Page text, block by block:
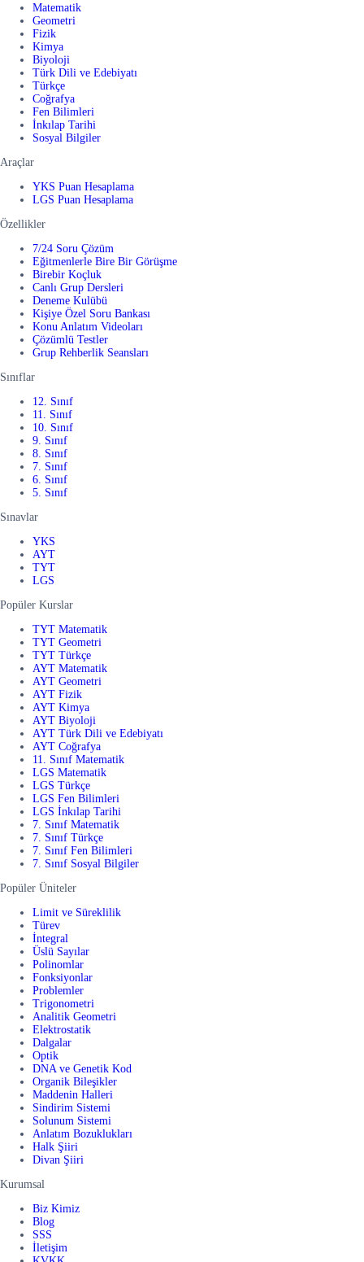
Matematik
Geometri
Fizik
Kimya
Biyoloji
Türk Dili ve Edebiyatı
Türkçe
Coğrafya
Fen Bilimleri
İnkılap Tarihi
Sosyal Bilgiler
Araçlar
YKS Puan Hesaplama
LGS Puan Hesaplama
Özellikler
7/24 Soru Çözüm
Eğitmenlerle Bire Bir Görüşme
Birebir Koçluk
Canlı Grup Dersleri
Deneme Kulübü
Kişiye Özel Soru Bankası
Konu Anlatım Videoları
Çözümlü Testler
Grup Rehberlik Seansları
Sınıflar
12. Sınıf
11. Sınıf
10. Sınıf
9. Sınıf
8. Sınıf
7. Sınıf
6. Sınıf
5. Sınıf
Sınavlar
YKS
AYT
TYT
LGS
Popüler Kurslar
TYT Matematik
TYT Geometri
TYT Türkçe
AYT Matematik
AYT Geometri
AYT Fizik
AYT Kimya
AYT Biyoloji
AYT Türk Dili ve Edebiyatı
AYT Coğrafya
11. Sınıf Matematik
LGS Matematik
LGS Türkçe
LGS Fen Bilimleri
LGS İnkılap Tarihi
7. Sınıf Matematik
7. Sınıf Türkçe
7. Sınıf Fen Bilimleri
7. Sınıf Sosyal Bilgiler
Popüler Üniteler
Limit ve Süreklilik
Türev
İntegral
Üslü Sayılar
Polinomlar
Fonksiyonlar
Problemler
Trigonometri
Analitik Geometri
Elektrostatik
Dalgalar
Optik
DNA ve Genetik Kod
Organik Bileşikler
Maddenin Halleri
Sindirim Sistemi
Solunum Sistemi
Anlatım Bozuklukları
Halk Şiiri
Divan Şiiri
Kurumsal
Biz Kimiz
Blog
SSS
İletişim